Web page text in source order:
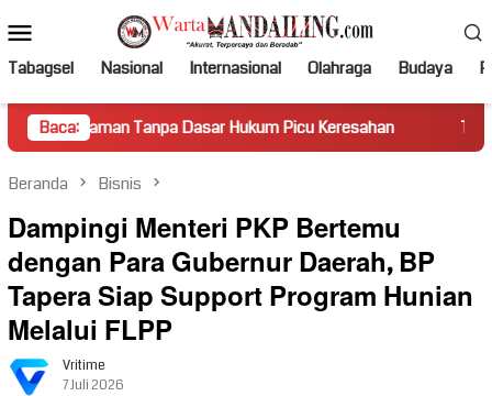
ke
kontenMobile
Tabagsel Nasional Internasional Olahraga Budaya
Baca:
Tanpa Dasar Hukum Picu Keresahan Truk Miring
Beranda Bisnis
Dampingi Menteri PKP Bertemu
dengan Para Gubernur Daerah, BP
Tapera Siap Support Program Hunian
Melalui FLPP
Vritime
7 Juli 2026